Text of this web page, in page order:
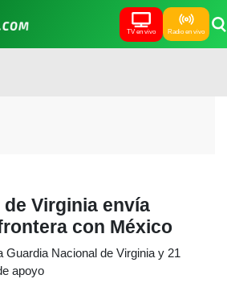
TV en vivo Radio en vivo
Virginia envía
con México
Guardia Nacional de Virginia y 21
apoyo